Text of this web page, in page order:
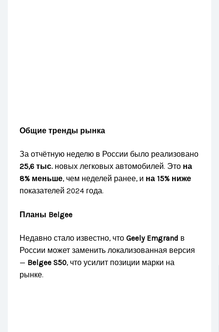
Общие тренды рынка
За отчётную неделю в России было реализовано
25,6 тыс. новых легковых автомобилей. Это на
8% меньше, чем неделей ранее, и на 15% ниже
показателей 2024 года.
Планы Belgee
Недавно стало известно, чтоGeely Emgrand в
России может заменить локализованная версия
— Belgee S50, что усилит позиции марки на
рынке.